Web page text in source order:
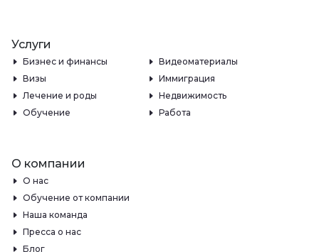
Услуги
Бизнес и финансы
Видеоматериалы
Визы
Иммиграция
Лечение и роды
Недвижимость
Обучение
Работа
О компании
О нас
Обучение от компании
Наша команда
Пресса о нас
Блог